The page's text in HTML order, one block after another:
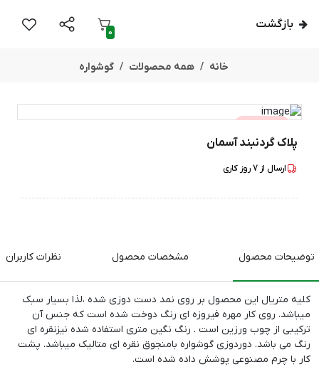
بازگشت
0
خانه همه محصولات گوشواره
تخفیف %5
پلاک گردنبند آسمان
ارسال از 7روز کاری
توضیحات محصول مشخصات محصول نظرات کاربران
کلیه متریال این محصول بر روی نمد دست دوزی شده ،لذا بسیار سبک
میباشد. روی کار مهره فیروزه ای رنگ دوخت شده است که جنس آن
ترکیبی از چوب ورزین است . رنگ نگین متری استفاده شده نیزنقره ای
رنگ می باشد. دوردوزی گوشواره بامنجوق نقره ای متالیک میباشد. پشت
کار با چرم مصنوعی پوشش داده شده است.